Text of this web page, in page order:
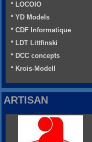
* LOCOIO
* YD Models
* CDF Informatique
* LDT Littfinski
* DCC concepts
* Krois-Modell
ARTISAN